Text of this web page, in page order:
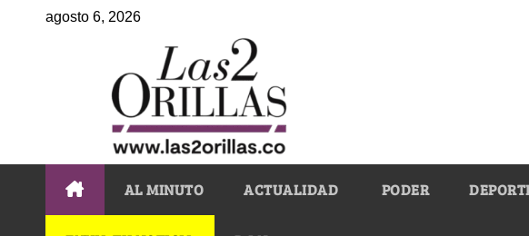
agosto 6, 2026
AL MINUTO ACTUALIDAD PODER